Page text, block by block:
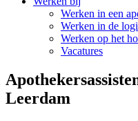
Werken in een
Werken in de
Werken op het
Vacatures
Leerdam